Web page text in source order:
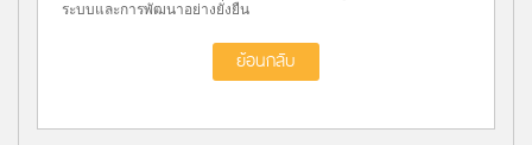
ระบบและการพัฒนาอย่างยั่งยืน
ย้อนกลับ